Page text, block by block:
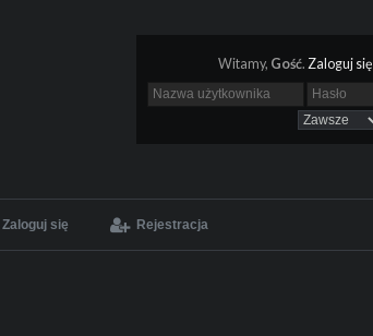
Witamy, Gość. Zaloguj się
Zaloguj się Rejestracja